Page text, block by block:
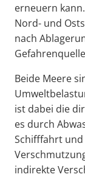
erneuern
Nord- und
nach
Beide Meere
ist dabei die
es durch
Schifffahrt
indirekte